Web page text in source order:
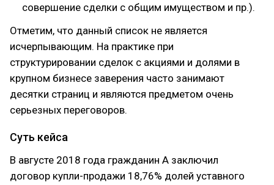
совершение сделки с общим имуществом и пр.).
Отметим, что данный список не является
исчерпывающим. На практике при
структурировании сделок с акциями и долями в
крупном бизнесе заверения часто занимают
десятки страниц и являются предметом очень
серьезных переговоров.
Суть кейса
В августе 2018 года гражданин А заключил
договор купли-продажи 18,76% долей уставного